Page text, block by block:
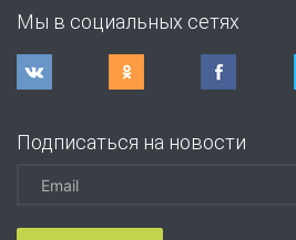
Мы в социальных сетях
Подписаться на новости